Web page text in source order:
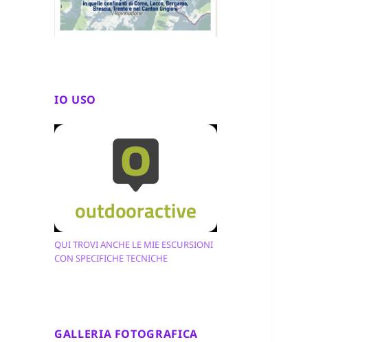
IO USO
QUI TROVI ANCHE LE MIE ESCURSIONI
CON SPECIFICHE TECNICHE
GALLERIA FOTOGRAFICA